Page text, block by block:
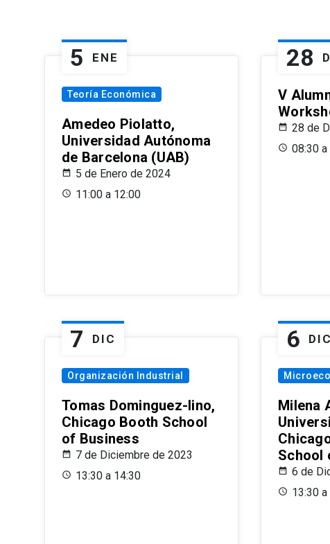
5 ENE
Teoría Económica
Amedeo Piolatto,
Universidad Autónoma
de Barcelona (UAB)
5 de Enero de 2024
11:00 a 12:00
28
V
28 de
08:30
7 DIC
Organización Industrial
Tomas Dominguez-Iino,
Chicago Booth School
of Business
7 de Diciembre de 2023
13:30 a 14:30
6 DIC
Milena
School
6 de
13:30